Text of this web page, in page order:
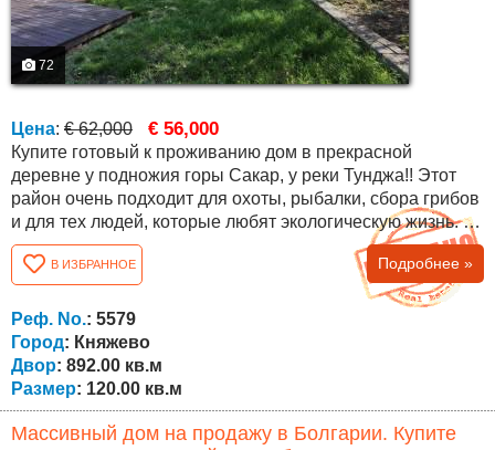
72
Цена: € 62,000 € 56,000
Купите готовый к проживанию дом в прекрасной
деревне у подножия горы Сакар, у реки Тунджа!! Этот
район очень подходит для охоты, рыбалки, сбора грибов
и для тех людей, которые любят экологическую жизнь. В
селе есть два магазина, кафе, много иностранцев и
другое. Близкое расположение к городу Елхово делает
его предпочитаемым местом для проживания. Дом
имеет общую площадь 120 кв.м. со следующей
планировкой: на первом этаже есть...
В ИЗБРАННОЕ Подробнее »
Реф. No.: 5579
Город: Княжево
Двор: 892.00 кв.м
Размер: 120.00 кв.м
Массивный дом на продажу в Болгарии. Купите